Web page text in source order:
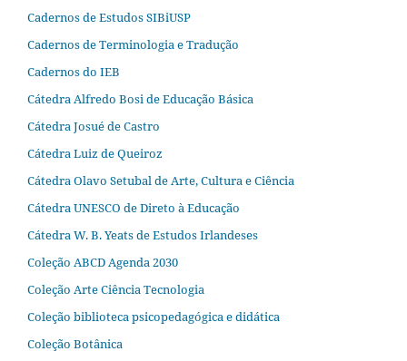
Cadernos de Estudos SIBiUSP
Cadernos de Terminologia e Tradução
Cadernos do IEB
Cátedra Alfredo Bosi de Educação Básica
Cátedra Josué de Castro
Cátedra Luiz de Queiroz
Cátedra Olavo Setubal de Arte, Cultura e Ciência
Cátedra UNESCO de Direto à Educação
Cátedra W. B. Yeats de Estudos Irlandeses
Coleção ABCD Agenda 2030
Coleção Arte Ciência Tecnologia
Coleção biblioteca psicopedagógica e didática
Coleção Botânica